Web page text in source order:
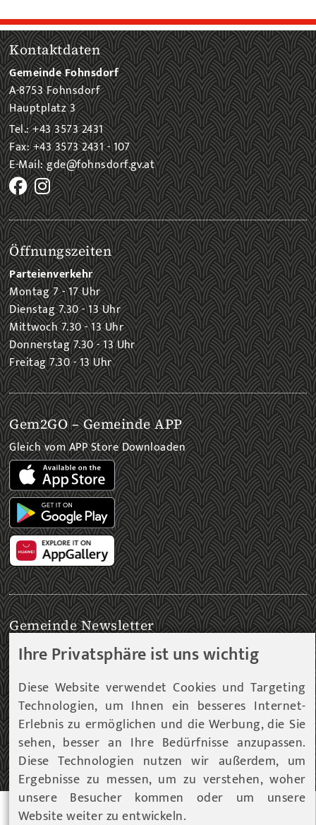
Ihre Privatsphäre ist uns wichtig
Diese Website verwendet Cookies und Targeting
Technologien, um Ihnen ein besseres Internet-
Erlebnis zu ermöglichen und die Werbung, die Sie
sehen, besser an Ihre Bedürfnisse anzupassen.
Diese Technologien nutzen wir außerdem, um
Ergebnisse zu messen, um zu verstehen, woher
unsere Besucher kommen oder um unsere
Website weiter zu entwickeln.
Kontaktdaten
Gemeinde Fohnsdorf
A-8753 Fohnsdorf
Hauptplatz 3
Tel.: +43 3573 2431
Fax: +43 3573 2431 - 107
E-Mail: gde@fohnsdorf.gv.at
Öffnungszeiten
Parteienverkehr
Montag 7 - 17 Uhr
Dienstag 7.30 - 13 Uhr
Mittwoch 7.30 - 13 Uhr
Donnerstag 7.30 - 13 Uhr
Freitag 7.30 - 13 Uhr
Gem2GO – Gemeinde APP
Gleich vom APP Store Downloaden
Gemeinde Newsletter
Immer am aktuellsten Informationsstand!
Unser Infoservice liefert Ihnen, in periodischen
Abständen, Informationen rund um die Gemeinde
Fohnsdorf.
ZUM NEWSLETTER EINTRAG...
© 2026 Gemeinde Fohnsdorf |Datenschutz